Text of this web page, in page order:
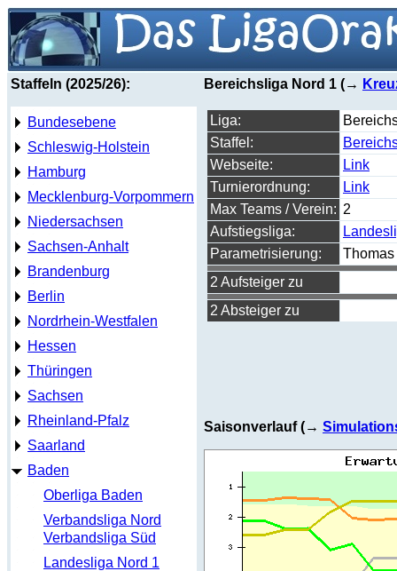
Staffeln (2025/26):
Bundesebene
Schleswig-Holstein
Hamburg
Mecklenburg-Vorpommern
Niedersachsen
Sachsen-Anhalt
Brandenburg
Berlin
Nordrhein-Westfalen
Hessen
Thüringen
Sachsen
Rheinland-Pfalz
Saarland
Baden
Oberliga Baden
Verbandsliga Nord
Verbandsliga Süd
Landesliga Nord 1
Bereichsliga Nord 1 (→
Liga:
Staffel:
Webseite:
Link
Turnierordnung:
Link
Max Teams / Verein: 2
Aufstiegsliga:
Parametrisierung:
2 Aufsteiger zu
2 Absteiger zu
Saisonverlauf (→